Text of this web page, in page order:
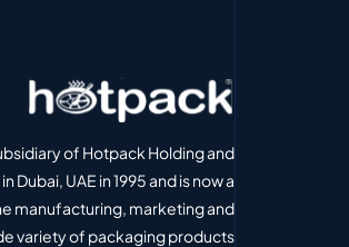
of Hotpack Holding and
UAE in 1995 and is now a
manufacturing, marketing and
variety of packaging products